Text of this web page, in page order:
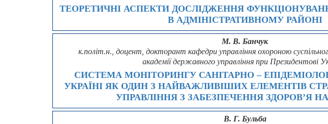
ТЕОРЕТИЧНІ АСПЕКТИ ДОСЛІДЖЕННЯ
В АДМІНІСТРАТИВНОМУ РАЙОНІ
М. В. Банчук
к.політ.н., доцент, докторант кафедри управління охороною
академії державного управління при Президентові
СИСТЕМА МОНІТОРИНГУ САНІТАРНО –
УКРАЇНІ ЯК ОДИН З НАЙВАЖЛИВІШИХ ЕЛЕМЕНТІВ
УПРАВЛІННЯ З ЗАБЕЗПЕЧЕННЯ ЗДОРОВ’Я
В. Г. Бульба